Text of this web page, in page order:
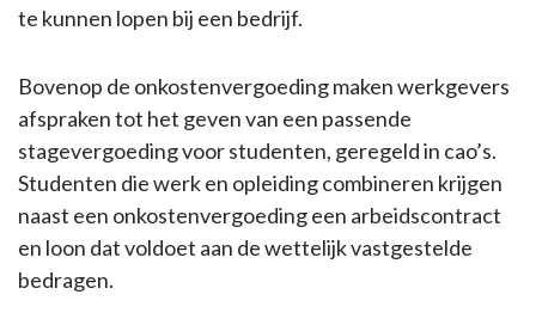
te kunnen lopen bij een bedrijf.
Bovenop de onkostenvergoeding maken werkgevers
afspraken tot het geven van een passende
stagevergoeding voor studenten, geregeld in cao’s.
Studenten die werk en opleiding combineren krijgen
naast een onkostenvergoeding een arbeidscontract
en loon dat voldoet aan de wettelijk vastgestelde
bedragen.